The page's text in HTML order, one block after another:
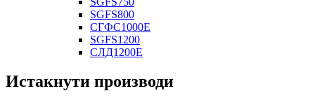
SGFS800
СГФС1000Е
SGFS1200
СЛД1200Е
Истакнути производи